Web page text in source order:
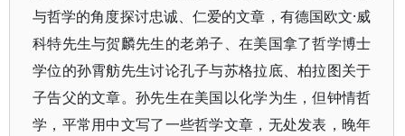
与哲学的角度探讨忠诚、仁爱的文章，有德国欧文·威
科特先生与贺麟先生的老弟子、在美国拿了哲学博士
学位的孙霄舫先生讨论孔子与苏格拉底、柏拉图关于
子告父的文章。孙先生在美国以化学为生，但钟情哲
学，平常用中文写了一些哲学文章，无处发表，晚年